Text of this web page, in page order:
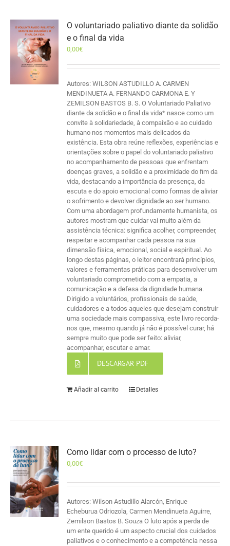
O voluntariado paliativo diante da solidão
e o final da vida
0,00€
Autores: WILSON ASTUDILLO A. CARMEN
MENDINUETA A. FERNANDO CARMONA E. Y
ZEMILSON BASTOS B. S. O Voluntariado Paliativo
diante da solidão e o final da vida* nasce como um
convite à solidariedade, à compaixão e ao cuidado
humano nos momentos mais delicados da
existência. Esta obra reúne reflexões, experiências e
orientações sobre o papel do voluntariado paliativo
no acompanhamento de pessoas que enfrentam
doenças graves, a solidão e a proximidade do fim da
vida, destacando a importância da presença, da
escuta e do apoio emocional como formas de aliviar
o sofrimento e devolver dignidade ao ser humano.
Com uma abordagem profundamente humanista, os
autores mostram que cuidar vai muito além da
assistência técnica: significa acolher, compreender,
respeitar e acompanhar cada pessoa na sua
dimensão física, emocional, social e espiritual. Ao
longo destas páginas, o leitor encontrará princípios,
valores e ferramentas práticas para desenvolver um
voluntariado comprometido com a empatia, a
comunicação e a defesa da dignidade humana.
Dirigido a voluntários, profissionais de saúde,
cuidadores e a todos aqueles que desejam construir
uma sociedade mais compassiva, este livro recorda-
nos que, mesmo quando já não é possível curar, há
sempre muito que pode ser feito: aliviar,
acompanhar, escutar e amar.
DESCARGAR PDF
Añadir al carrito Detalles
Como lidar com o processo de luto?
0,00€
Autores: Wilson Astudillo Alarcón, Enrique
Echeburua Odriozola, Carmen Mendinueta Aguirre,
Zemilson Bastos B. Souza O luto após a perda de
um ente querido é um aspecto crucial dos cuidados
paliativos e o conhecimento e a competência nessa